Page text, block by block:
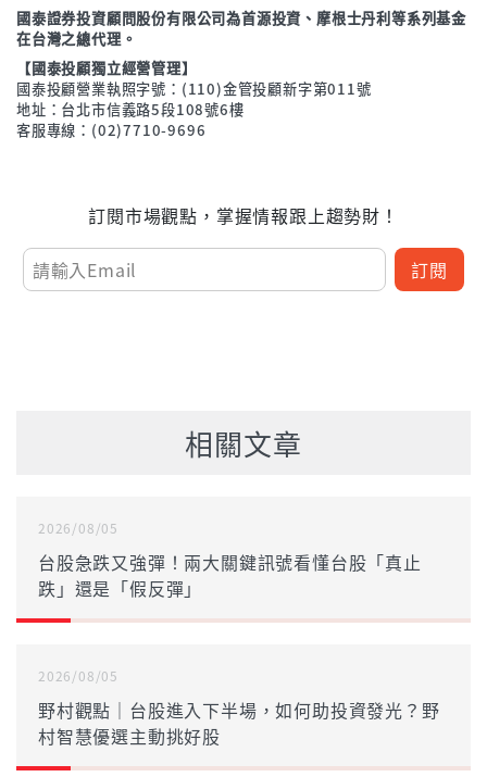
國泰證券投資顧問股份有限公司為首源投資、摩根士丹利等系列基金
在台灣之總代理。
【國泰投顧獨立經營管理】
國泰投顧營業執照字號：(110)金管投顧新字第011號
地址：台北市信義路5段108號6樓
客服專線：(02)7710-9696
訂閱市場觀點，掌握情報跟上趨勢財！
訂閱
相關文章
2026/08/05
台股急跌又強彈！兩大關鍵訊號看懂台股「真止
跌」還是「假反彈」
2026/08/05
野村觀點｜台股進入下半場，如何助投資發光？野
村智慧優選主動挑好股